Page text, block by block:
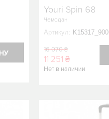
Youri Spin 68
Чемодан
Артикул: K15317_900
16 070 ₴
11 251 ₴
Нет в наличии